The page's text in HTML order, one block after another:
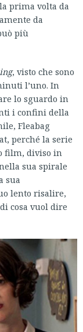
prima volta da
da
più
, visto che sono
l’uno. In
lo sguardo in
i confini della
Fleabag
perché la serie
film, diviso in
sua spirale
sua
lento risalire,
cosa vuol dire